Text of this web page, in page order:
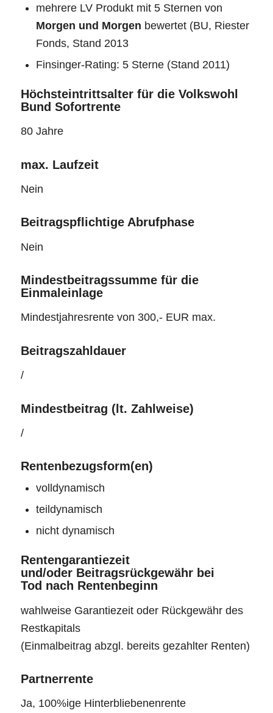
mehrere LV Produkt mit 5 Sternen von
Morgen und Morgen bewertet (BU, Riester
Fonds, Stand 2013
Finsinger-Rating: 5 Sterne (Stand 2011)
Höchsteintrittsalter für die Volkswohl
Bund Sofortrente
80 Jahre
max. Laufzeit
Nein
Beitragspflichtige Abrufphase
Nein
Mindestbeitragssumme für die
Einmaleinlage
Mindestjahresrente von 300,- EUR max.
Beitragszahldauer
/
Mindestbeitrag (lt. Zahlweise)
/
Rentenbezugsform(en)
volldynamisch
teildynamisch
nicht dynamisch
Rentengarantiezeit
und/oder Beitragsrückgewähr bei
Tod nach Rentenbeginn
wahlweise Garantiezeit oder Rückgewähr des
Restkapitals
(Einmalbeitrag abzgl. bereits gezahlter Renten)
Partnerrente
Ja, 100%ige Hinterbliebenenrente